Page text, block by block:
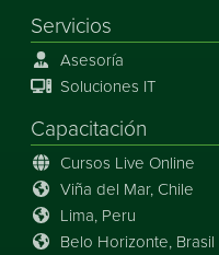
Servicios
Asesoría
Soluciones IT
Capacitación
Cursos Live Online
Viña del Mar, Chile
Lima, Peru
Belo Horizonte, Brasil